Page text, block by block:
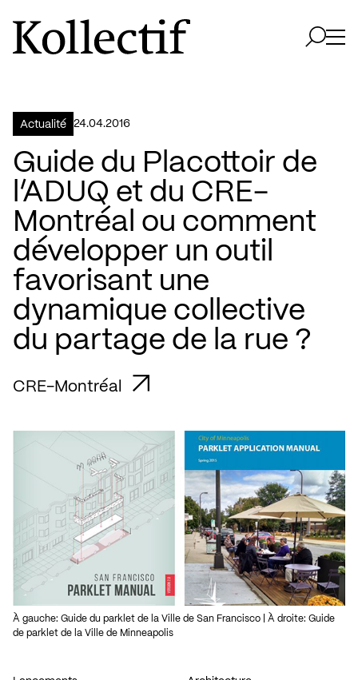
Aller à la page d'accueil
Logo Kollectif
Actualité 24.04.2016
Guide du Placottoir de
l’ADUQ et du CRE-
Montréal ou comment
développer un outil
favorisant une
dynamique collective
du partage de la rue ?
CRE-Montréal
À gauche: Guide du parklet de la Ville de San Francisco | À droite: Guide
de parklet de la Ville de Minneapolis